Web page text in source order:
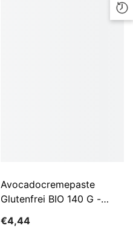
Avocadocremepaste
Glutenfrei BIO 140 G -
€4,44